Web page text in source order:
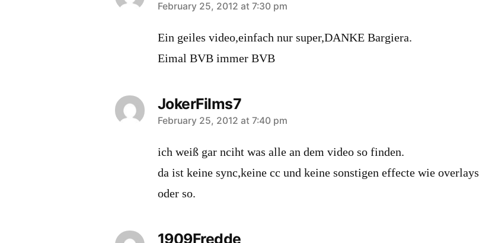
says:
February 25, 2012 at 7:30 pm
Ein geiles video,einfach nur super,DANKE Bargiera.
Eimal BVB immer BVB
JokerFilms7
says:
February 25, 2012 at 7:40 pm
ich weiß gar nciht was alle an dem video so finden.
da ist keine sync,keine cc und keine sonstigen effecte wie overlays
oder so.
1909Fredde